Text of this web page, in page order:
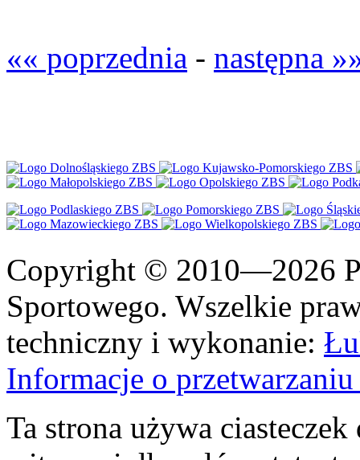
«« poprzednia - następna
Copyright © 2010—2026
Sportowego. Wszelkie
techniczny i wykonanie:
Informacje o
Ta strona używa